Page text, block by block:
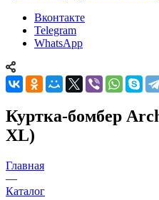
Вконтакте
Telegram
WhatsApp
Куртка-бомбер
XL)
Главная
—
Каталог